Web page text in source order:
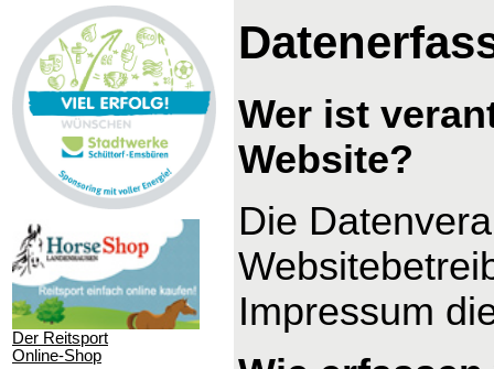
Der Reitsport
Online-Shop
Wer ist
Website?
Die
Impressum